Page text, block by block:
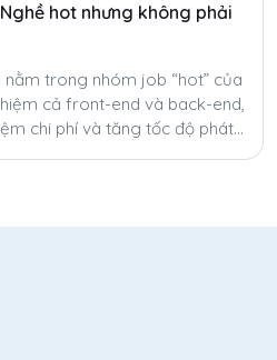
hot nhưng không phải
trong nhóm job “hot” của
cả front-end và back-end,
chi phí và tăng tốc độ phát